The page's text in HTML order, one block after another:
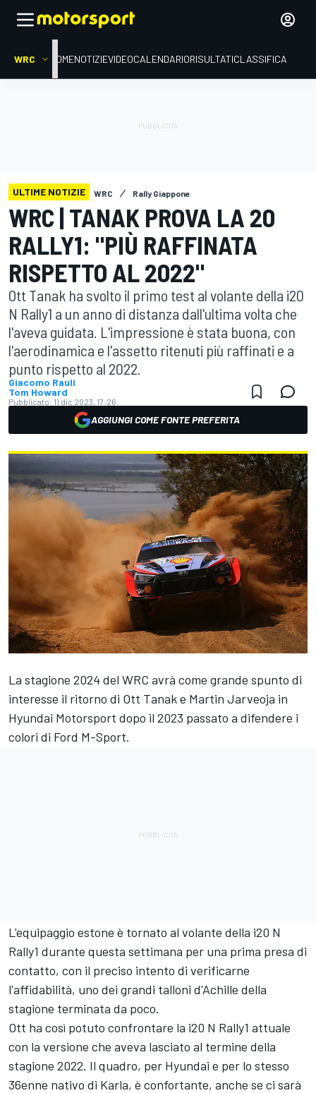
WRC HOMENOTIZIEVIDEOCALENDARIORISULTATICLASSIFICA
ULTIME NOTIZIE WRC Rally Giappone
WRC | TANAK PROVA LA 20
RALLY1: "PIÙ RAFFINATA
RISPETTO AL 2022"
Ott Tanak ha svolto il primo test al volante della i20
N Rally1 a un anno di distanza dall'ultima volta che
l'aveva guidata. L'impressione è stata buona, con
l'aerodinamica e l'assetto ritenuti più raffinati e a
punto rispetto al 2022.
Giacomo Rauli
Tom Howard
Pubblicato: 11 dic 2023, 17:26
AGGIUNGI COME FONTE PREFERITA
La stagione 2024 del WRC avrà come grande spunto di
interesse il ritorno di Ott Tanak e Martin Jarveoja in
Hyundai Motorsport dopo il 2023 passato a difendere i
colori di Ford M-Sport.
L'equipaggio estone è tornato al volante della i20 N
Rally1 durante questa settimana per una prima presa di
contatto, con il preciso intento di verificarne
l'affidabilità, uno dei grandi talloni d'Achille della
stagione terminata da poco.
Ott ha così potuto confrontare la i20 N Rally1 attuale
con la versione che aveva lasciato al termine della
stagione 2022. Il quadro, per Hyundai e per lo stesso
36enne nativo di Karla, è confortante, anche se ci sarà